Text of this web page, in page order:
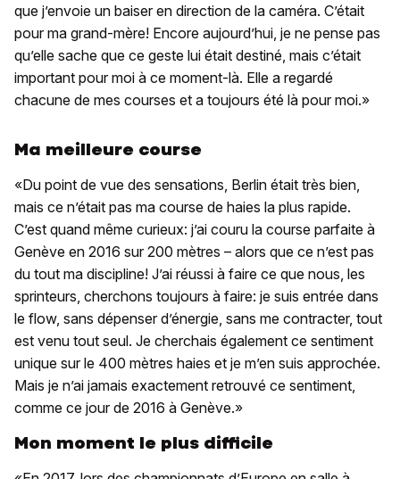
que j’envoie un baiser en direction de la caméra. C’était
pour ma grand-mère! Encore aujourd’hui, je ne pense pas
qu’elle sache que ce geste lui était destiné, mais c’était
important pour moi à ce moment-là. Elle a regardé
chacune de mes courses et a toujours été là pour moi.»
Ma meilleure course
«Du point de vue des sensations, Berlin était très bien,
mais ce n’était pas ma course de haies la plus rapide.
C’est quand même curieux: j’ai couru la course parfaite à
Genève en 2016 sur 200 mètres – alors que ce n’est pas
du tout ma discipline! J’ai réussi à faire ce que nous, les
sprinteurs, cherchons toujours à faire: je suis entrée dans
le flow, sans dépenser d’énergie, sans me contracter, tout
est venu tout seul. Je cherchais également ce sentiment
unique sur le 400 mètres haies et je m’en suis approchée.
Mais je n’ai jamais exactement retrouvé ce sentiment,
comme ce jour de 2016 à Genève.»
Mon moment le plus difficile